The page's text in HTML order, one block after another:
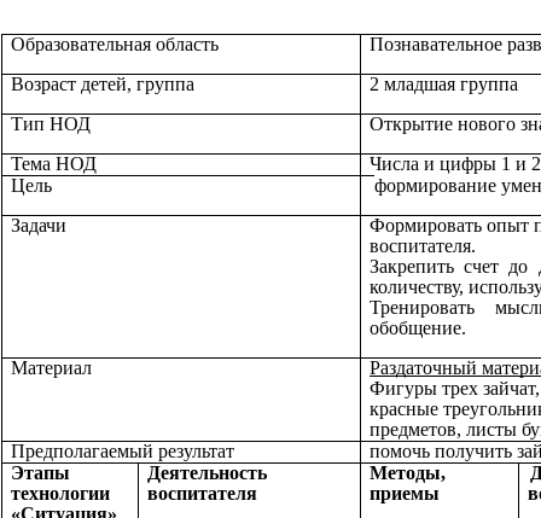
Образовательная область
Познавательное
Возраст детей, группа
2 младшая группа
Тип НОД
Открытие нового
Тема НОД
Числа и цифры 1 и 2
Цель
формирование
Задачи
Формировать опыт
воспитателя.
Закрепить счет
количеству,
Тренировать
обобщение.
Материал
Раздаточный
Фигуры трех
красные
предметов, листы
Предполагаемый результат
помочь получить
Этапы
технологии
«Ситуация»
Деятельность
воспитателя
Методы,
приемы